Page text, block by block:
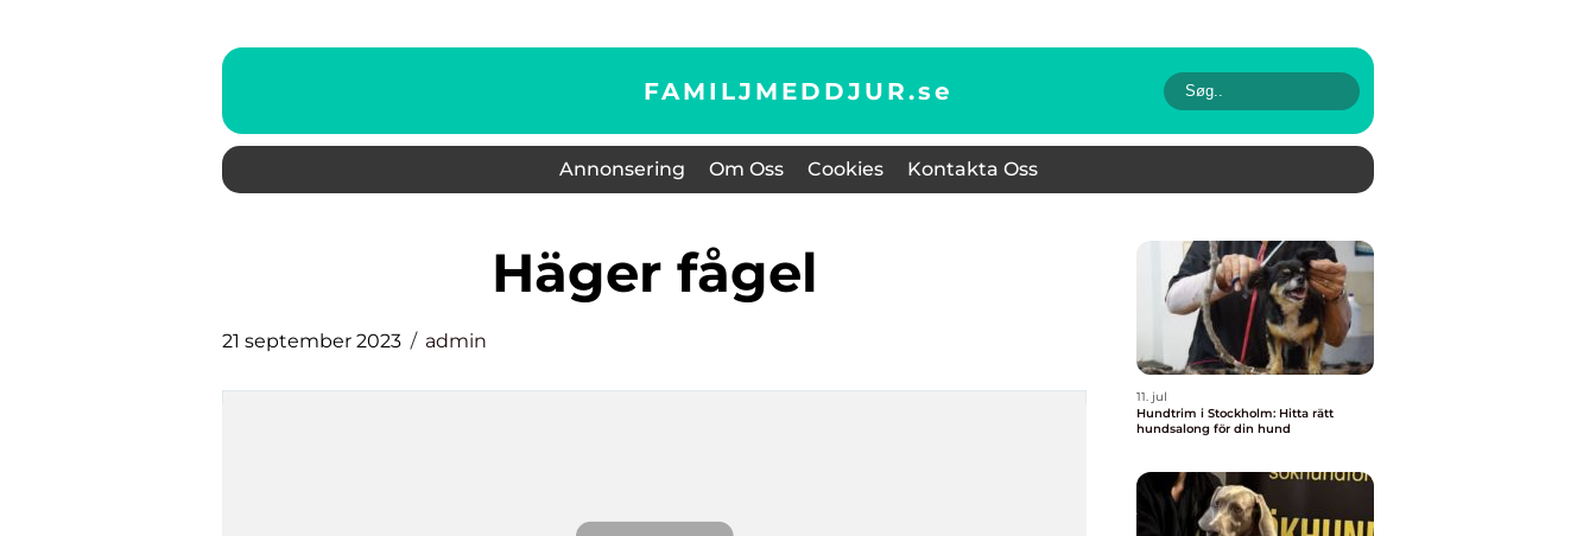
FAMILJMEDDJUR.se
Annonsering Om Oss Cookies Kontakta Oss
häger fågel
21 september 2023 admin
11. jul
Hundtrim i Stockholm: Hitta rätt
hundsalong för din hund